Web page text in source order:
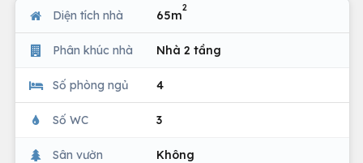
Diện tích nhà 65m
2
Phân khúc nhà Nhà 2 tầng
Số phòng ngủ 4
Số WC 3
Sân vườn Không